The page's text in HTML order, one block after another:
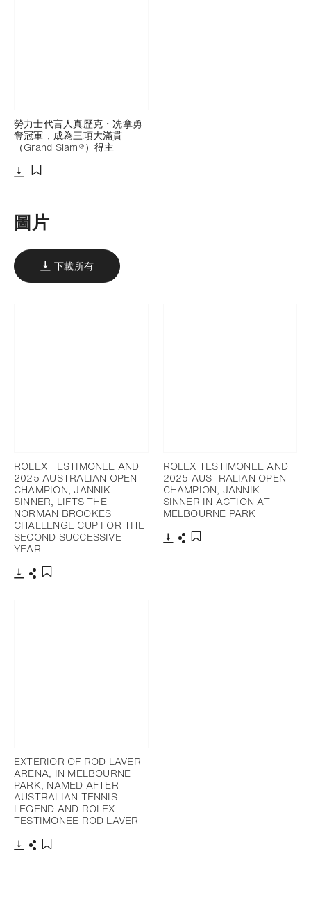
勞力士代言人真歷克・冼拿勇
奪冠軍，成為三項大滿貫
（Grand Slam®）得主
圖片
下載所有
ROLEX TESTIMONEE AND
2025 AUSTRALIAN OPEN
CHAMPION, JANNIK
SINNER, LIFTS THE
NORMAN BROOKES
CHALLENGE CUP FOR THE
SECOND SUCCESSIVE
YEAR
ROLEX TESTIMONEE AND
2025 AUSTRALIAN OPEN
CHAMPION, JANNIK
SINNER IN ACTION AT
MELBOURNE PARK
EXTERIOR OF ROD LAVER
ARENA, IN MELBOURNE
PARK, NAMED AFTER
AUSTRALIAN TENNIS
LEGEND AND ROLEX
TESTIMONEE ROD LAVER